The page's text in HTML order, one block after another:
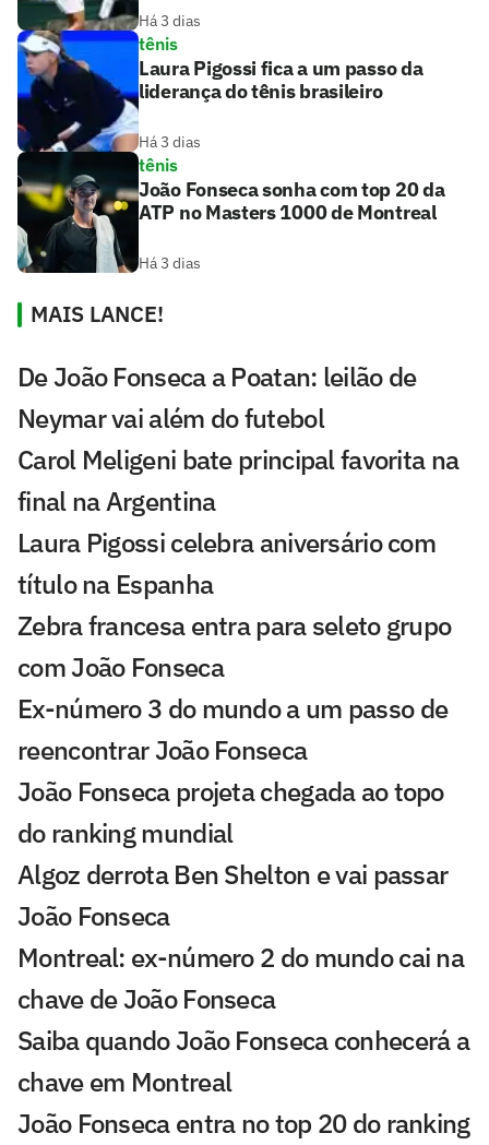
Há 3 dias
tênis
Laura Pigossi fica a um passo da
liderança do tênis brasileiro
Há 3 dias
tênis
João Fonseca sonha com top 20 da
ATP no Masters 1000 de Montreal
Há 3 dias
MAIS LANCE!
De João Fonseca a Poatan: leilão de
Neymar vai além do futebol
Carol Meligeni bate principal favorita na
final na Argentina
Laura Pigossi celebra aniversário com
título na Espanha
Zebra francesa entra para seleto grupo
com João Fonseca
Ex-número 3 do mundo a um passo de
reencontrar João Fonseca
João Fonseca projeta chegada ao topo
do ranking mundial
Algoz derrota Ben Shelton e vai passar
João Fonseca
Montreal: ex-número 2 do mundo cai na
chave de João Fonseca
Saiba quando João Fonseca conhecerá a
chave em Montreal
João Fonseca entra no top 20 do ranking